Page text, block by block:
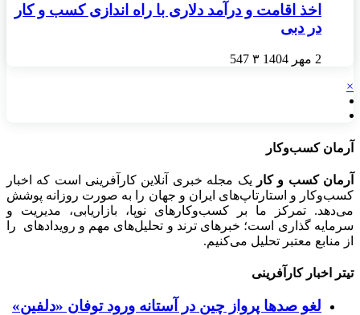
اخذ اقامت و درآمد دلاری با راه اندازی کسب و کار
در دبی
2 مهر 1404 ۳ 547
×
آرمان کسب‌وکار
آرمان کسب و کار
یک مجله خبری آنلاین کارآفرینی است که اخبار
کسب‌وکار و استارتاپ‌های ایران و جهان را به صورت روزانه پوشش
می‌دهد. تمرکز ما بر کسب‌وکارهای نوپا، بازاریابی، مدیریت و
سرمایه گذاری است؛ خبرهای ترند و تحلیل‌های مهم و رویدادهای را
از منابع معتبر تحلیل می‌کنیم.
تیتر اخبار کارآفرینی
لغو صدها پرواز چین در آستانه ورود توفان «دلفین»